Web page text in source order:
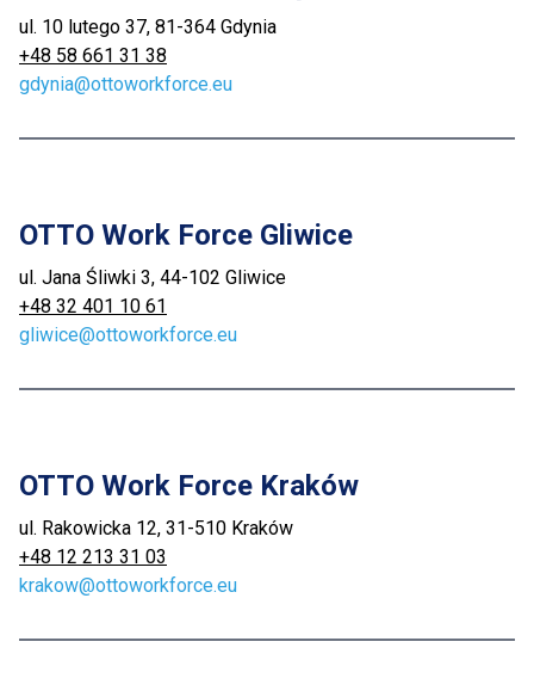
ul. 10 lutego 37, 81-364 Gdynia
+48 58 661 31 38
gdynia@ottoworkforce.eu
OTTO Work Force Gliwice
ul. Jana Śliwki 3, 44-102 Gliwice
+48 32 401 10 61
gliwice@ottoworkforce.eu
OTTO Work Force Kraków
ul. Rakowicka 12, 31-510 Kraków
+48 12 213 31 03
krakow@ottoworkforce.eu